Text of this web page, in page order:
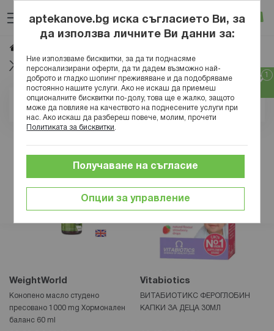
към
съдържанието
Вход
Желязо на капки
Позиция
WeightWorld
Конопено масло студено
пресовано 1000 mg Хормонален
баланс 60 ml
Vitabiotics
ВИТАБИОТИКС ФЕРОГЛОБИН
КАПКИ ЗА ДЕЦА 30МЛ
aptekanove.bg иска съгласието Ви, за
да използва личните Ви данни за:
Ние използваме бисквитки, за да ти поднасяме
персонализирани оферти, да ти дадем възможно най-
доброто и гладко шопинг преживяване и да подобряваме
постоянно нашите услуги. Ако не искаш да приемеш
опционалните бисквитки по-долу, това ще е жалко, защото
може да повлияе на качеството на поднесените услуги при
нас. Ако искаш да разбереш повече, молим, прочети
Политиката за бисквитки
Опции за управление
Получаване на съгласие